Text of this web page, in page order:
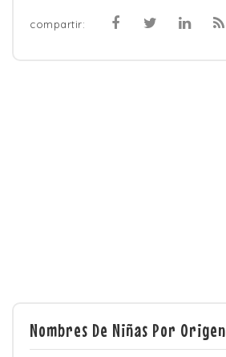
compartir:
Nombres De Niñas Por Origen